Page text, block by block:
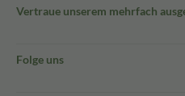
Vertraue unserem mehrfach
Folge uns